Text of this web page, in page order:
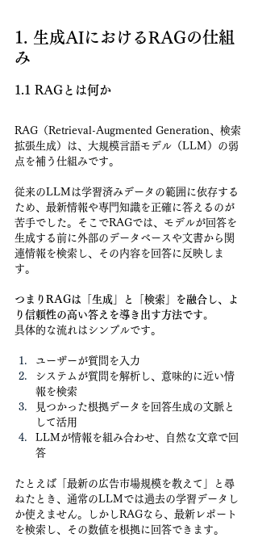
1. 生成AIにおけるRAGの仕組
み
1.1 RAGとは何か
RAG（Retrieval-Augmented Generation、検索
拡張生成）は、大規模言語モデル（LLM）の弱
点を補う仕組みです。
従来のLLMは学習済みデータの範囲に依存する
ため、最新情報や専門知識を正確に答えるのが
苦手でした。そこでRAGでは、モデルが回答を
生成する前に外部のデータベースや文書から関
連情報を検索し、その内容を回答に反映しま
す。
つまりRAGは「生成」と「検索」を融合し、よ
り信頼性の高い答えを導き出す方法です。
具体的な流れはシンプルです。
ユーザーが質問を入力
システムが質問を解析し、意味的に近い情
報を検索
見つかった根拠データを回答生成の文脈と
して活用
LLMが情報を組み合わせ、自然な文章で回
答
たとえば「最新の広告市場規模を教えて」と尋
ねたとき、通常のLLMでは過去の学習データし
か使えません。しかしRAGなら、最新レポート
を検索し、その数値を根拠に回答できます。